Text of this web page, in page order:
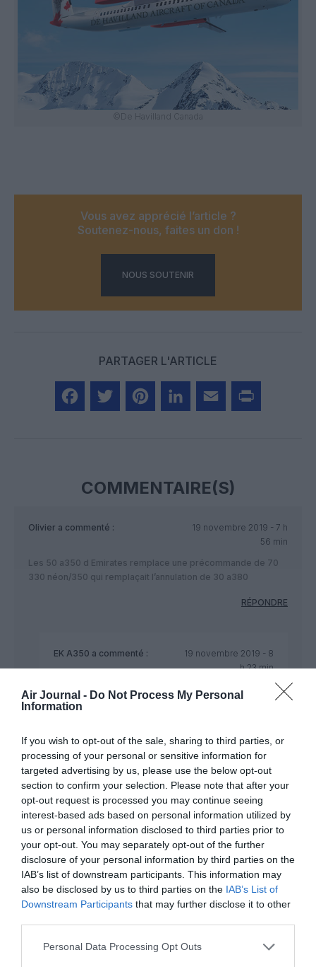
Air Journal - Do Not Process My Personal
Information
If you wish to opt-out of the sale, sharing to third parties, or
processing of your personal or sensitive information for
targeted advertising by us, please use the below opt-out
section to confirm your selection. Please note that after your
opt-out request is processed you may continue seeing
interest-based ads based on personal information utilized by
us or personal information disclosed to third parties prior to
your opt-out. You may separately opt-out of the further
disclosure of your personal information by third parties on the
IAB’s list of downstream participants. This information may
also be disclosed by us to third parties on the IAB’s List of
Downstream Participants that may further disclose it to other
Personal Data Processing Opt Outs
©De Havilland Canada
Vous avez apprécié l’article ?
Soutenez-nous, faites un don !
NOUS SOUTENIR
PARTAGER L'ARTICLE
COMMENTAIRE(S)
Olivier a commenté :
19 novembre 2019 - 7 h
56 min
Les 50 a350 d Emirates remplace une précommande de 70
330 néon/350 qui remplaçait l’annulation de 30 a380
RÉPONDRE
EK A350 a commenté :
19 novembre 2019 - 8
h 23 min
Pas exactement.
En effet en février Emirates avait posé une option
Ces A350-900 devront à partir de 2024 assurer le
remplacement des dix Boeing 777-200LR et d’une
partie des 777-300ER.
RÉPONDRE
Bencelloa commenté :
19 novembre
2019 - 10 h 14 min
Il n’en reste pas moins que pour l’instant
les 40 A330Neo ont disparu, au moins
temporairement.
https://www.challenges.fr/entreprise/aeronautique/50-
a350-pour-emirates-une-commande-en-
trompe-l-oeil-pour-airbus_685392